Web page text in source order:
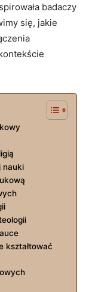
badaczy
się, jakie
nauki
kształtować